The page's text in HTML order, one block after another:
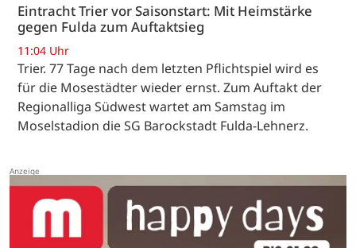
Eintracht Trier vor Saisonstart: Mit Heimstärke
gegen Fulda zum Auftaktsieg
11:04 Uhr
Trier. 77 Tage nach dem letzten Pflichtspiel wird es
für die Mosestädter wieder ernst. Zum Auftakt der
Regionalliga Südwest wartet am Samstag im
Moselstadion die SG Barockstadt Fulda-Lehnerz.